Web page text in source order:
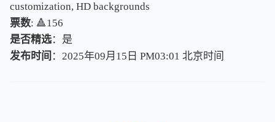
customization, HD backgrounds
票数: 🔺156
是否精选：是
发布时间 ：2025年09月15日 PM03:01 北京时间
北京时间